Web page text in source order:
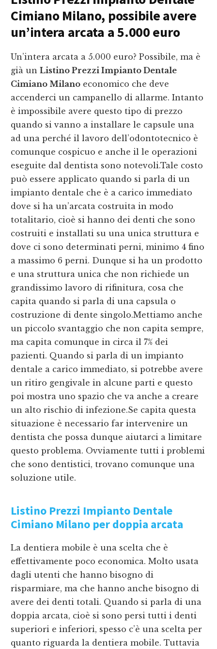
Cimiano Milano, possibile avere
un’intera arcata a 5.000 euro
Un’intera arcata a 5.000 euro? Possibile, ma è
già unListino Prezzi Impianto Dentale
Cimiano Milano economico che deve
accenderci un campanello di allarme. Intanto
è impossibile avere questo tipo di prezzo
quando si vanno a installare le capsule una
ad una perché il lavoro dell’odontotecnico è
comunque cospicuo e anche il le operazioni
eseguite dal dentista sono notevoli.Tale costo
può essere applicato quando si parla di un
impianto dentale che è a carico immediato
dove si ha un’arcata costruita in modo
totalitario, cioè si hanno dei denti che sono
costruiti e installati su una unica struttura e
dove ci sono determinati perni, minimo 4 fino
a massimo 6 perni. Dunque si ha un prodotto
e una struttura unica che non richiede un
grandissimo lavoro di rifinitura, cosa che
capita quando si parla di una capsula o
costruzione di dente singolo.Mettiamo anche
un piccolo svantaggio che non capita sempre,
ma capita comunque in circa il 7% dei
pazienti. Quando si parla di un impianto
dentale a carico immediato, si potrebbe avere
un ritiro gengivale in alcune parti e questo
poi mostra uno spazio che va anche a creare
un alto rischio di infezione.Se capita questa
situazione è necessario far intervenire un
dentista che possa dunque aiutarci a limitare
questo problema. Ovviamente tutti i problemi
che sono dentistici, trovano comunque una
soluzione utile.
Listino Prezzi Impianto Dentale
Cimiano Milano per doppia arcata
La dentiera mobile è una scelta che è
effettivamente poco economica. Molto usata
dagli utenti che hanno bisogno di
risparmiare, ma che hanno anche bisogno di
avere dei denti totali. Quando si parla di una
doppia arcata, cioè si sono persi tutti i denti
superiori e inferiori, spesso c’è una scelta per
quanto riguarda la dentiera mobile. Tuttavia